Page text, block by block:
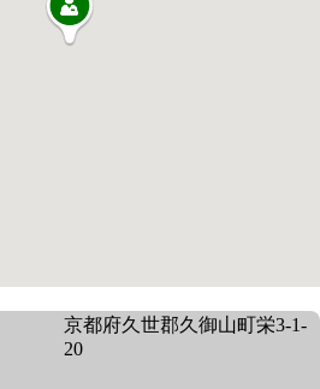
京都府久世郡久御山町栄3-1-
20